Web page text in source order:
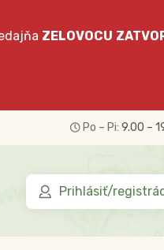
ZELOVOCU
Po – Pi: 9.00 –
Prihlásiť/